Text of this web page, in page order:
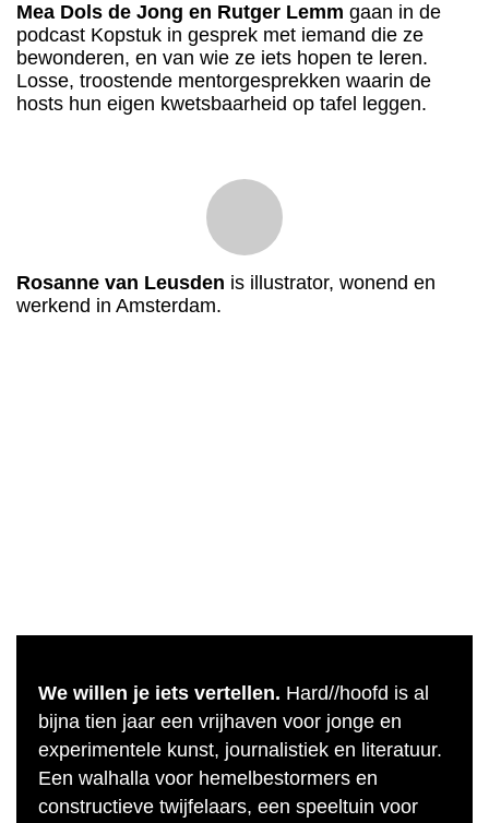
Mea Dols de Jong en Rutger Lemm gaan in de
podcast Kopstuk in gesprek met iemand die ze
bewonderen, en van wie ze iets hopen te leren.
Losse, troostende mentorgesprekken waarin de
hosts hun eigen kwetsbaarheid op tafel leggen.
Rosanne van Leusden is illustrator, wonend en
werkend in Amsterdam.
We willen je iets vertellen. Hard//hoofd is al
bijna tien jaar een vrijhaven voor jonge en
experimentele kunst, journalistiek en literatuur.
Een walhalla voor hemelbestormers en
constructieve twijfelaars, een speeltuin voor